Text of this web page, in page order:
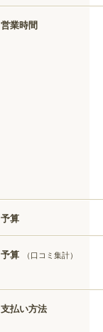
営業時間
予算
予算 （口コミ集計）
支払い方法